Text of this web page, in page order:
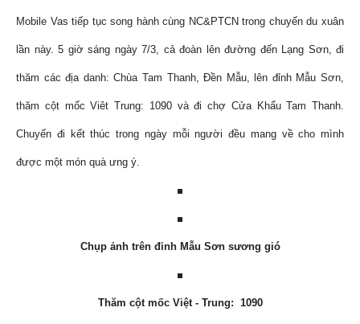
Mobile Vas tiếp tục song hành cùng NC&PTCN trong chuyến du xuân
lần này. 5 giờ sáng ngày 7/3, cả đoàn lên đường đến Lạng Sơn, đi
thăm các địa danh: Chùa Tam Thanh, Đền Mẫu, lên đỉnh Mẫu Sơn,
thăm cột mốc Viêt Trung: 1090 và đi chợ Cửa Khẩu Tam Thanh.
Chuyến đi kết thúc trong ngày mỗi người đều mang về cho mình
được một món quà ưng ý.
Chụp ảnh trên đỉnh Mẫu Sơn sương gió
Thăm cột mốc Việt - Trung: 1090